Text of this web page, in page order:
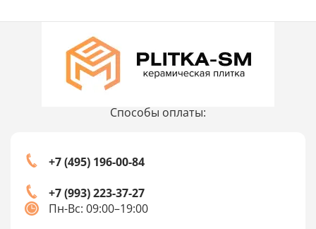
Способы оплаты:
+7 (495) 196-00-84
+7 (993) 223-37-27
Пн-Вс: 09:00–19:00